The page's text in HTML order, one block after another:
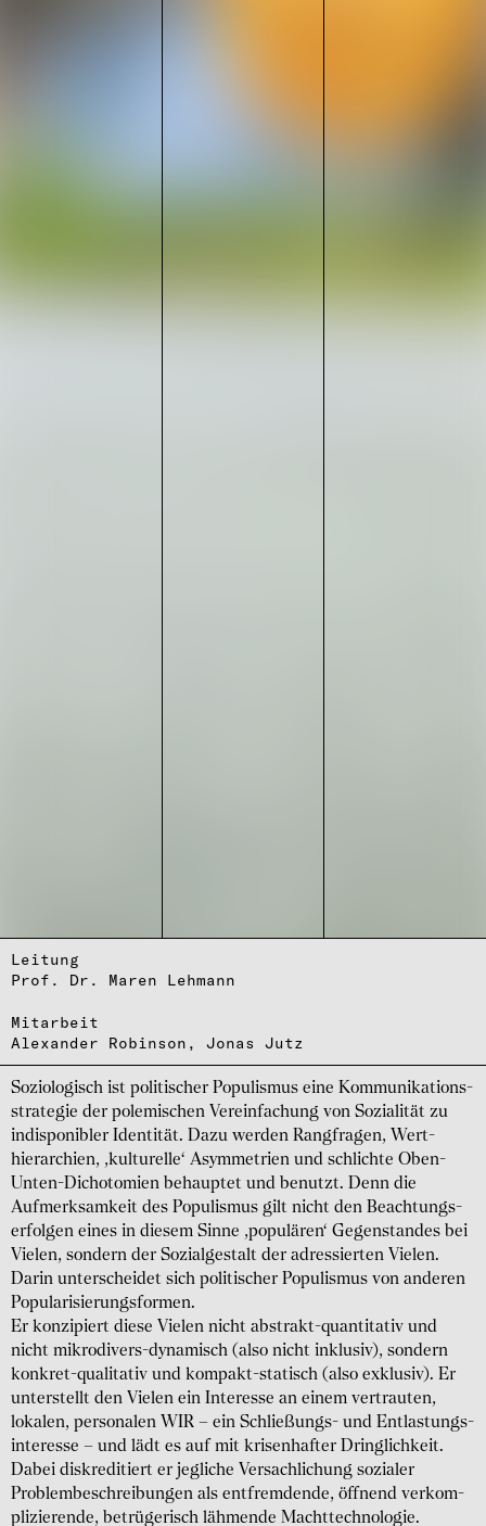
Leitung
Prof. Dr. Maren Lehmann
Mitarbeit
Alexander Robinson
Jonas Jutz
Soziologisch ist politischer Populismus eine Kommuni­kations­
strategie der pol­emischen Verein­fachung von Sozia­lität zu
indis­ponibler Iden­tität. Dazu werden Rang­fragen, Wert­
hierarchien, ‚kulturelle‘ Asymmetrien und schlichte Oben-
Unten-Dicho­tomien behauptet und benutzt. Denn die
Aufmerk­samkeit des Popu­lismus gilt nicht den Beach­tungs­
erfol­gen eines in diesem Sinne ‚popu­lären‘ Gegen­standes bei
Vielen, sondern der Sozial­gestalt der adressierten Vielen.
Darin unter­scheidet sich politi­scher Popu­lismus von anderen
Populari­sierungs­formen.
Er konzipiert diese Vielen nicht abstrakt-quantitativ und
nicht mikrodivers-dynamisch (also nicht inklusiv), sondern
konkret-qualitativ und kompakt-statisch (also exklusiv). Er
unterstellt den Vielen ein Interesse an einem vertrauten,
lokalen, perso­nalen WIR – ein Schließungs- und Entlastungs­
interesse – und lädt es auf mit krisen­hafter Dring­lich­keit.
Dabei diskre­ditiert er jeg­liche Versach­lichung sozialer
Problem­beschrei­bungen als entfrem­dende, öffnend verkom­
plizie­rende, betrü­gerisch lähmende Macht­techno­logie.